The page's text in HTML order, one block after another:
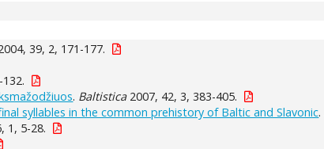
39, 2, 171-177.
. Baltistica2007, 42, 3, 383-405.
syllables in the common prehistory of Baltic and Slavonic.
1, 5-28.